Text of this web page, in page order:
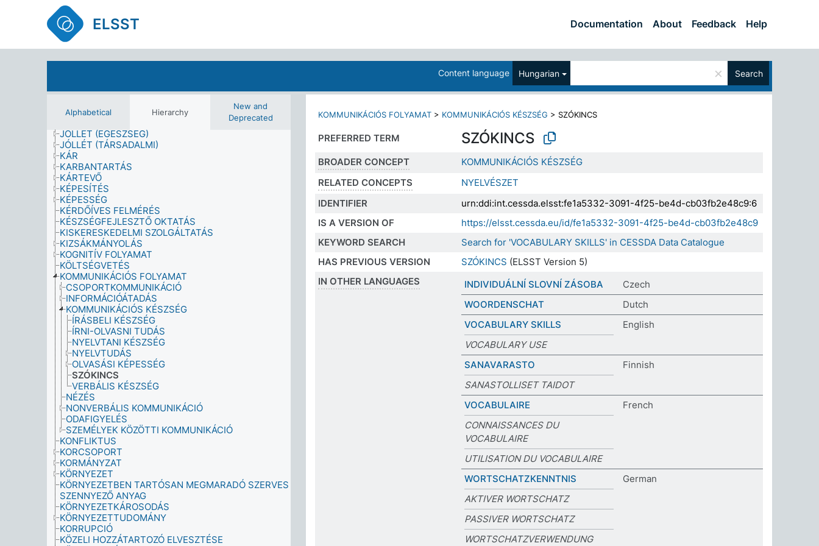
ELSST Documentation About Feedback Help
Content language Hungarian × Search
Alphabetical Hierarchy
New and
Deprecated
INGATLANTULAJDON, BIRTOKLÁS ÉS BÉRLÉS
INTEGRÁCIÓ
INTERJÚ (ADATGYŰJTÉS)
IPARÁG
JOG ÉS IGAZSÁGSZOLGÁLTATÁS
JOGOK ÉS JOGOSULTSÁGOK
JÓLLÉT (EGÉSZSÉG)
JÓLLÉT (TÁRSADALMI)
KÁR
KARBANTARTÁS
KÁRTEVŐ
KÉPESÍTÉS
KÉPESSÉG
KÉRDŐÍVES FELMÉRÉS
KÉSZSÉGFEJLESZTŐ OKTATÁS
KISKERESKEDELMI SZOLGÁLTATÁS
KIZSÁKMÁNYOLÁS
KOGNITÍV FOLYAMAT
KÖLTSÉGVETÉS
KOMMUNIKÁCIÓS FOLYAMAT
CSOPORTKOMMUNIKÁCIÓ
INFORMÁCIÓÁTADÁS
KOMMUNIKÁCIÓS KÉSZSÉG
ÍRÁSBELI KÉSZSÉG
ÍRNI-OLVASNI TUDÁS
NYELVTANI KÉSZSÉG
NYELVTUDÁS
OLVASÁSI KÉPESSÉG
SZÓKINCS
VERBÁLIS KÉSZSÉG
NÉZÉS
NONVERBÁLIS KOMMUNIKÁCIÓ
ODAFIGYELÉS
SZEMÉLYEK KÖZÖTTI KOMMUNIKÁCIÓ
KONFLIKTUS
KORCSOPORT
KORMÁNYZAT
KÖRNYEZET
KÖRNYEZETBEN TARTÓSAN MEGMARADÓ SZERVES
SZENNYEZŐ ANYAG
KÖRNYEZETKÁROSODÁS
KÖRNYEZETTUDOMÁNY
KORRUPCIÓ
KÖZELI HOZZÁTARTOZÓ ELVESZTÉSE
KOMMUNIKÁCIÓS FOLYAMAT > KOMMUNIKÁCIÓS KÉSZSÉG > SZÓKINCS
PREFERRED TERM SZÓKINCS
BROADER CONCEPT
KOMMUNIKÁCIÓS KÉSZSÉG
RELATED CONCEPTS
NYELVÉSZET
IDENTIFIER
urn:ddi:int.cessda.elsst:fe1a5332-3091-4f25-be4d-cb03fb2e48c9:6
IS A VERSION OF
https://elsst.cessda.eu/id/fe1a5332-3091-4f25-be4d-cb03fb2e48c9
KEYWORD SEARCH
Search for 'VOCABULARY SKILLS' in CESSDA Data Catalogue
HAS PREVIOUS VERSION
SZÓKINCS (ELSST Version 5)
IN OTHER LANGUAGES
INDIVIDUÁLNÍ SLOVNÍ ZÁSOBA
Czech
WOORDENSCHAT
Dutch
VOCABULARY SKILLS
English
VOCABULARY USE
SANAVARASTO
Finnish
SANASTOLLISET TAIDOT
VOCABULAIRE
French
CONNAISSANCES DU
VOCABULAIRE
UTILISATION DU VOCABULAIRE
WORTSCHATZKENNTNIS
German
AKTIVER WORTSCHATZ
PASSIVER WORTSCHATZ
WORTSCHATZVERWENDUNG